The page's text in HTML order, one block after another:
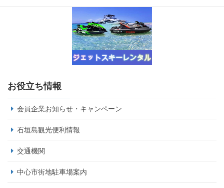
お役立ち情報
会員企業お知らせ・キャンペーン
石垣島観光便利情報
交通機関
中心市街地駐車場案内